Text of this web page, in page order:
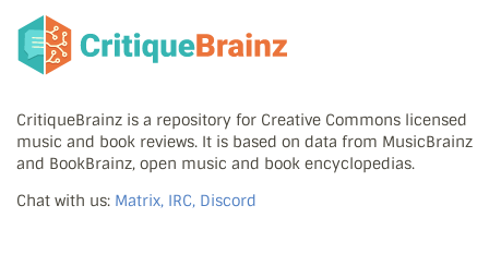
CritiqueBrainz is a repository for Creative Commons licensed
music and book reviews. It is based on data from MusicBrainz
and BookBrainz, open music and book encyclopedias.
Chat with us: Matrix, IRC, Discord